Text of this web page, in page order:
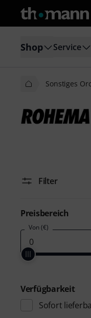
Shop Service
Sonstiges
Filter
Preisbereich
Von (€)
Verfügbarkeit
Sofort